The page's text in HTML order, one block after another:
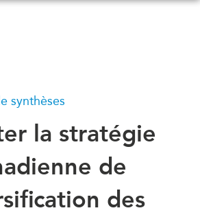
ÉVÉNEMENTS
Tous les événements
Canada
Asie
CCEA
synthèses
la stratégie
de
des